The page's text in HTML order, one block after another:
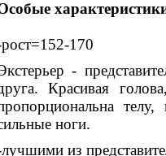
170
-
Красивая
ноги.
из